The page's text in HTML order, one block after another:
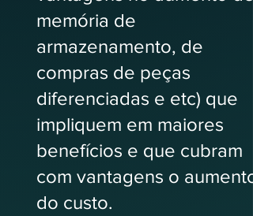
memória de
armazenamento, de
compras de peças
diferenciadas e etc) que
impliquem em maiores
benefícios e que cubram
com vantagens o aumento
do custo.